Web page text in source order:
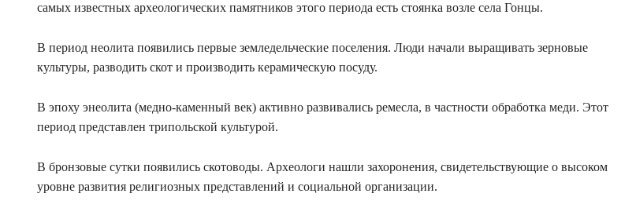
самых известных археологических памятников этого периода есть стоянка возле села Гонцы.
В период неолита появились первые земледельческие поселения. Люди начали выращивать зерновые
культуры, разводить скот и производить керамическую посуду.
В эпоху энеолита (медно-каменный век) активно развивались ремесла, в частности обработка меди. Этот
период представлен трипольской культурой.
В бронзовые сутки появились скотоводы. Археологи нашли захоронения, свидетельствующие о высоком
уровне развития религиозных представлений и социальной организации.